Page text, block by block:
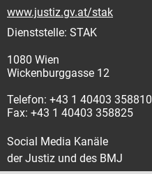
www.justiz.gv.at/stak
Dienststelle: STAK
1080 Wien
Wickenburggasse 12
Telefon: +43 1 40403 358810
Fax: +43 1 40403 358825
Social Media Kanäle
der Justiz und des BMJ